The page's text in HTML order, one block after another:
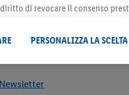
Newsletter
di revocare il consenso
PERSONALIZZA LA SCELTA